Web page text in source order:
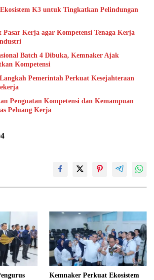
K3 untuk Tingkatkan Pelindungan
Pasar Kerja agar Kompetensi Tenaga Kerja
Batch 4 Dibuka, Kemnaker Ajak
Kompetensi
Pemerintah Perkuat Kesejahteraan
Penguatan Kompetensi dan Kemampuan
Peluang Kerja
Kemnaker Perkuat Ekosistem